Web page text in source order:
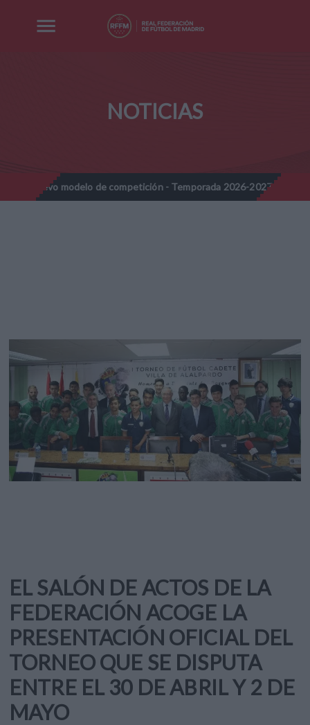
NOTICIAS
de competición - Temporada 2026-2027 // Nota
EL SALÓN DE ACTOS DE LA
FEDERACIÓN ACOGE LA
PRESENTACIÓN OFICIAL DEL
TORNEO QUE SE DISPUTA
ENTRE EL 30 DE ABRIL Y 2 DE
MAYO